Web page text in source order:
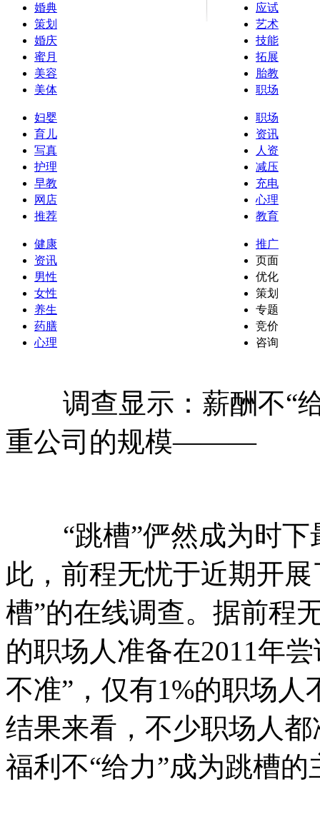
婚典
策划
婚庆
蜜月
美容
美体
妇婴
育儿
写真
护理
早教
网店
推荐
健康
资讯
男性
女性
养生
药膳
心理
应试
艺术
技能
拓展
胎教
职场
职场
资讯
人资
减压
充电
心理
教育
推广
页面
优化
策划
专题
竞价
咨询
调查显示：薪酬不“给
重公司的规模———
“跳槽”俨然成为时下
此，前程无忧于近期开
槽”的在线调查。据前程
的职场人准备在2011年
不准”，仅有1%的职场
结果来看，不少职场人
福利不“给力”成为跳槽的